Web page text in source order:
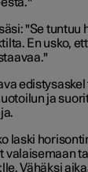
"Se tuntuu
En usko,
ja
laski
valaisemaan
Vähäksi